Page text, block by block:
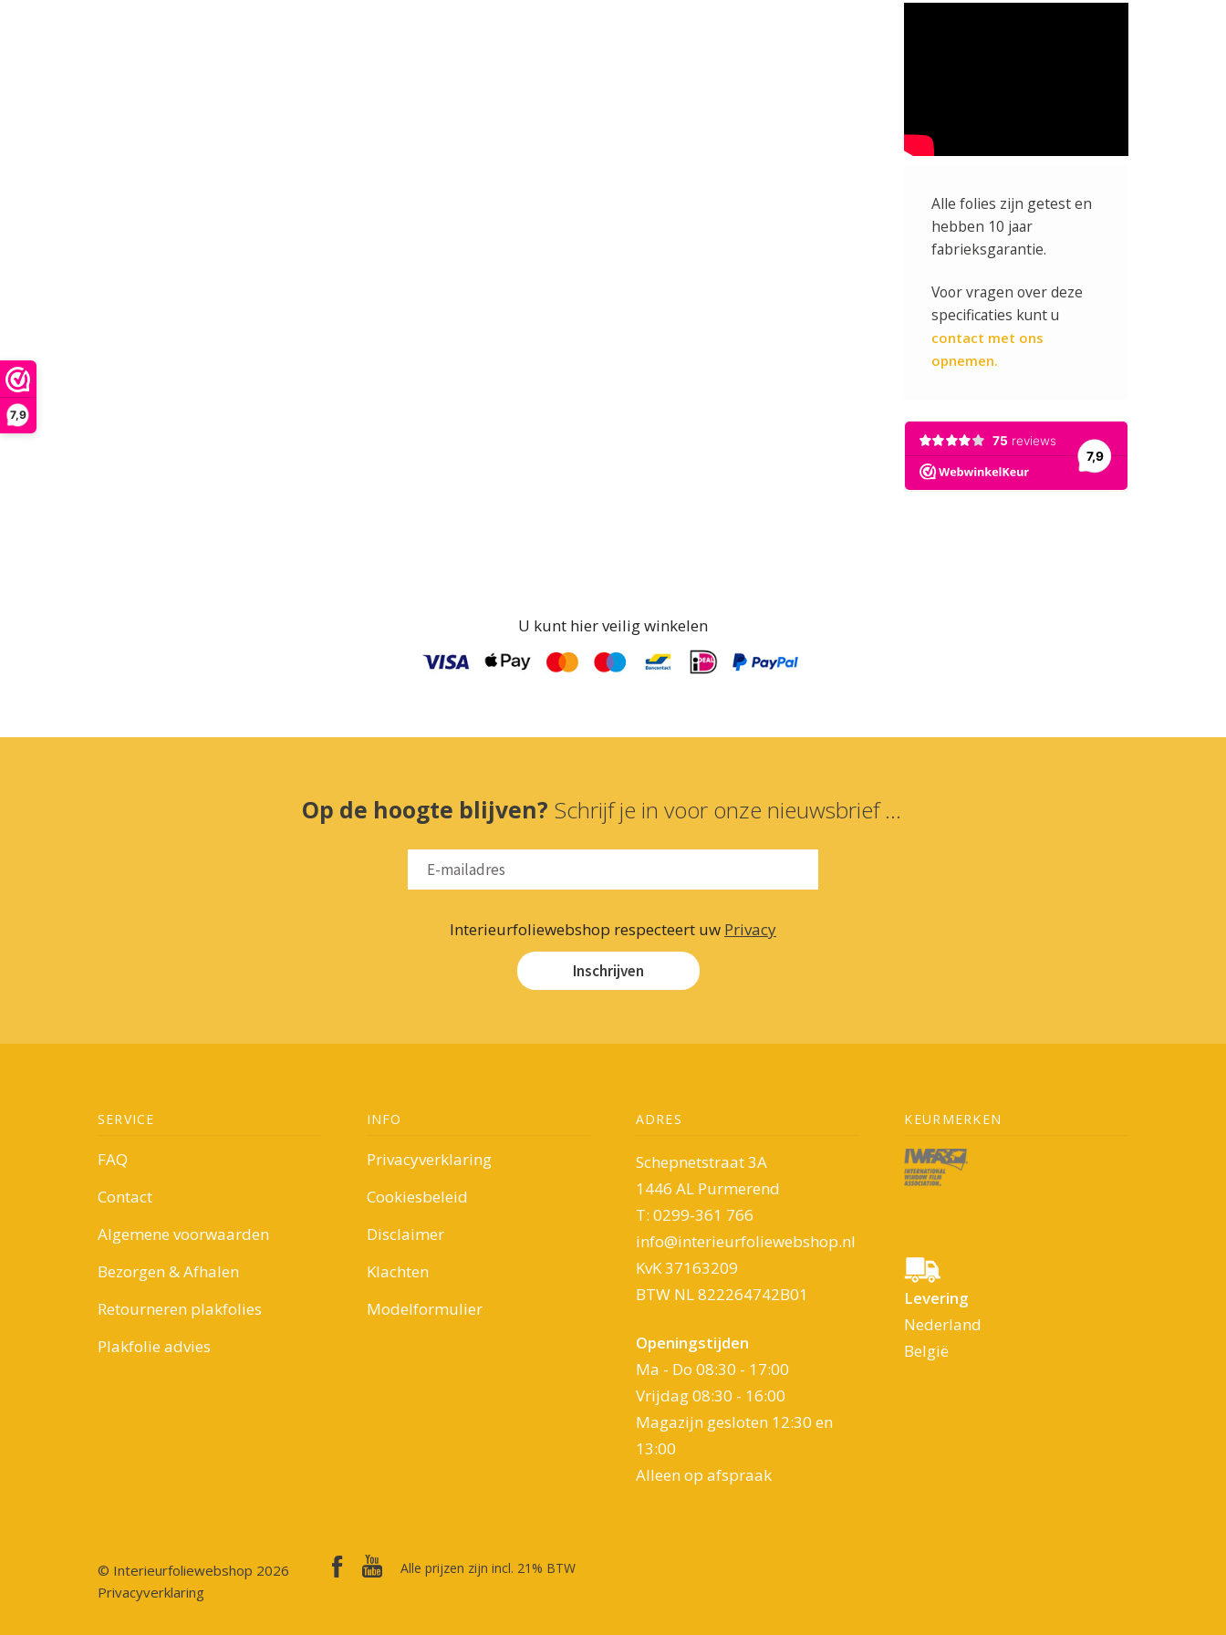
7,9
Alle folies zijn getest en
hebben 10 jaar
fabrieksgarantie.
Voor vragen over deze
specificaties kunt u
contact met ons
opnemen.
U kunt hier veilig winkelen
Op de hoogte blijven? Schrijf je in voor onze nieuwsbrief ...
Interieurfoliewebshop respecteert uw Privacy
Inschrijven
SERVICE
FAQ
Contact
Algemene voorwaarden
Bezorgen & Afhalen
Retourneren plakfolies
Plakfolie advies
INFO
Privacyverklaring
Cookiesbeleid
Disclaimer
Klachten
Modelformulier
ADRES
Schepnetstraat 3A
1446 AL Purmerend
T: 0299-361 766
info@interieurfoliewebshop.nl
KvK 37163209
BTW NL 822264742B01
Openingstijden
Ma - Do 08:30 - 17:00
Vrijdag 08:30 - 16:00
Magazijn gesloten 12:30 en
13:00
Alleen op afspraak
KEURMERKEN
Levering
Nederland
België
© Interieurfoliewebshop 2026
Privacyverklaring
Alle prijzen zijn incl. 21% BTW